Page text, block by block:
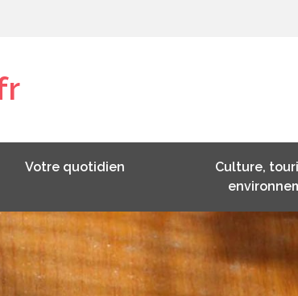
Votre quotidien
Culture,